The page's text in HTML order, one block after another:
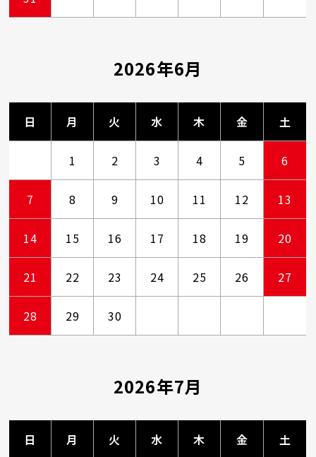
2026年6月
日 月 火 水 木 金 土
1 2 3 4 5 6
7 8 9 10 11 12 13
14 15 16 17 18 19 20
21 22 23 24 25 26 27
28 29 30
2026年7月
日 月 火 水 木 金 土